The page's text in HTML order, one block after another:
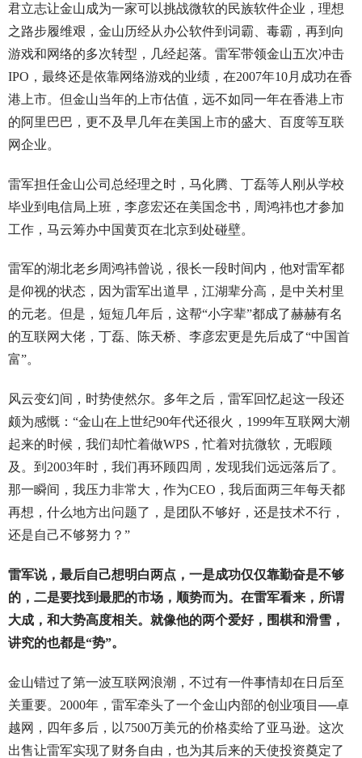
君立志让金山成为一家可以挑战微软的民族软件企业，理想
之路步履维艰，金山历经从办公软件到词霸、毒霸，再到向
游戏和网络的多次转型，几经起落。雷军带领金山五次冲击
IPO，最终还是依靠网络游戏的业绩，在2007年10月成功在香
港上市。但金山当年的上市估值，远不如同一年在香港上市
的阿里巴巴，更不及早几年在美国上市的盛大、百度等互联
网企业。
雷军担任金山公司总经理之时，马化腾、丁磊等人刚从学校
毕业到电信局上班，李彦宏还在美国念书，周鸿祎也才参加
工作，马云筹办中国黄页在北京到处碰壁。
雷军的湖北老乡周鸿祎曾说，很长一段时间内，他对雷军都
是仰视的状态，因为雷军出道早，江湖辈分高，是中关村里
的元老。但是，短短几年后，这帮“小字辈”都成了赫赫有名
的互联网大佬，丁磊、陈天桥、李彦宏更是先后成了“中国首
富”。
风云变幻间，时势使然尔。多年之后，雷军回忆起这一段还
颇为感慨：“金山在上世纪90年代还很火，1999年互联网大潮
起来的时候，我们却忙着做WPS，忙着对抗微软，无暇顾
及。到2003年时，我们再环顾四周，发现我们远远落后了。
那一瞬间，我压力非常大，作为CEO，我后面两三年每天都
再想，什么地方出问题了，是团队不够好，还是技术不行，
还是自己不够努力？”
雷军说，最后自己想明白两点，一是成功仅仅靠勤奋是不够
的，二是要找到最肥的市场，顺势而为。在雷军看来，所谓
大成，和大势高度相关。就像他的两个爱好，围棋和滑雪，
讲究的也都是“势”。
金山错过了第一波互联网浪潮，不过有一件事情却在日后至
关重要。2000年，雷军牵头了一个金山内部的创业项目──卓
越网，四年多后，以7500万美元的价格卖给了亚马逊。这次
出售让雷军实现了财务自由，也为其后来的天使投资奠定了